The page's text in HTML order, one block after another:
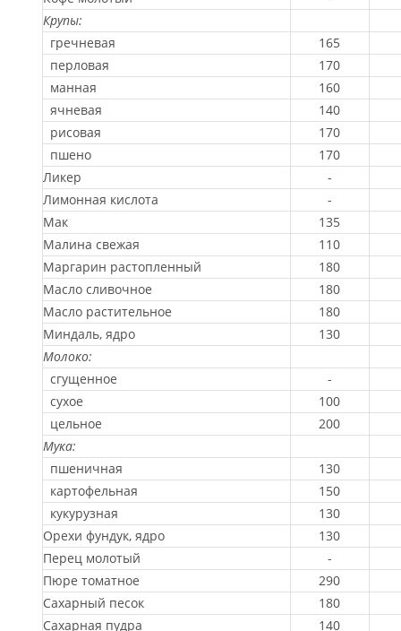
Крупы:
гречневая
165
перловая
170
манная
160
ячневая
140
рисовая
170
пшено
170
Ликер
-
Лимонная кислота
-
Мак
135
Малина свежая
110
Маргарин растопленный
180
Масло сливочное
180
Масло растительное
180
Миндаль, ядро
130
Молоко:
сгущенное
-
сухое
100
цельное
200
Мука:
пшеничная
130
картофельная
150
кукурузная
130
Орехи фундук, ядро
130
Перец молотый
-
Пюре томатное
290
Сахарный песок
180
Сахарная пудра
140